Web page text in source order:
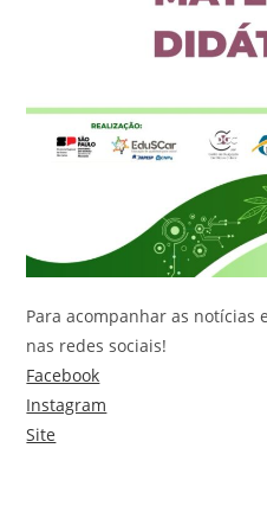
Para acompanhar as notícias
nas redes sociais!
Facebook
Instagram
Site